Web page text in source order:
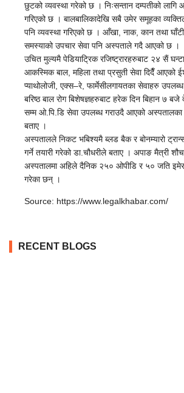
छुटको व्यवस्था गरेको छ । निःसन्तान दम्पतीको
गरिएको छ । बालबालिकादेखि सबै उमेर समूहका
पनि व्यवस्था गरिएको छ । आँखा, नाक, कान तथा
समस्याको उपचार सेवा पनि अस्पताले गदै आएको छ ।
उचित मुल्यमै पेडियाट्रिक रजिष्ट्रारहरुबाट २४ सैं
आकस्मिक बाल, महिला तथा प्रसुती सेवा दिदैँ आएको
प्याथोलोजी, एक्स–रे, फार्मेसीलगायतका सेवाहरु
बरिष्ठ बाल रोग बिशेषज्ञहरुबाट हरेक दिन बिहान ७
सम्म ओ.पि.डि सेवा उपलब्ध गराउदै आएको अस्पतालका
बताए ।
अस्पतालले निकट भबिश्यमै ब्लड बैक र बोनम्यारो
गर्ने तयारी गरेको डा.चौधरीले बताए । अपाङ मैत्री
अस्पतालमा अहिले दैनिक २५० ओपीडि र ५० जति
गरेका छन् ।
Source: https://www.legalkhabar.com/
RECENT BLOGS